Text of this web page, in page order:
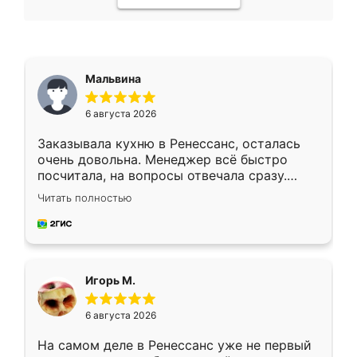
Мальвина
6 августа 2026
Заказывала кухню в Ренессанс, осталась
очень довольна. Менеджер всё быстро
посчитала, на вопросы отвечала сразу.
Замерщик приехал в субботу, подошёл к
делу со всей ответственностью. Собрали
за день, ребята работали аккуратно, даже
Читать полностью
Игорь М.
6 августа 2026
На самом деле в Ренессанс уже не первый